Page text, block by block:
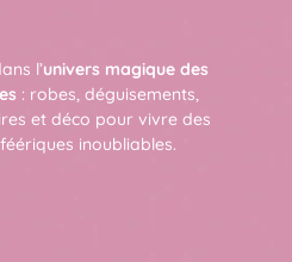
l’univers magique des
: robes, déguisements,
et déco pour vivre des
inoubliables.